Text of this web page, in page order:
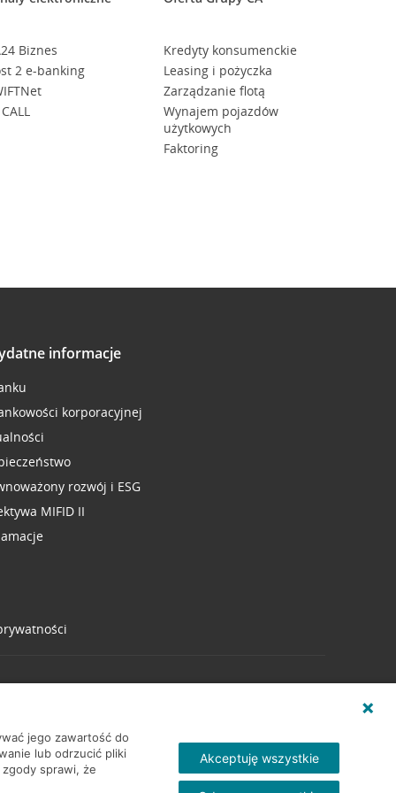
Biznes
2 e-banking
Kredyty konsumenckie
Leasing i pożyczka
Zarządzanie flotą
Wynajem pojazdów
użytkowych
Faktoring
informacje
korporacyjnej
rozwój i ESG
MIFID II
jego zawartość do
lub odrzucić pliki
sprawi, że
Akceptuję wszystkie